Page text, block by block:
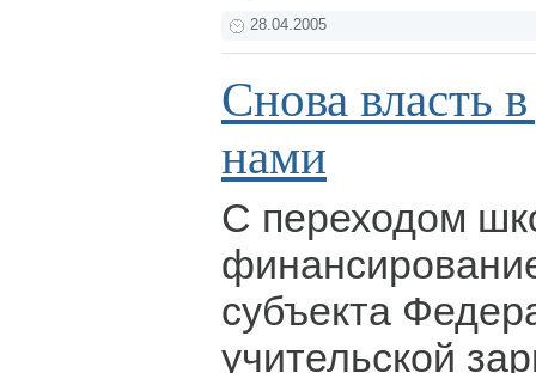
28.04.2005
Снова власть
нами
С переходом
субъекта
учительской